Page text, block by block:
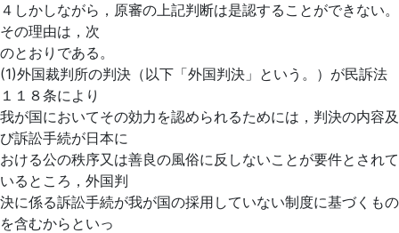
４しかしながら，原審の上記判断は是認することができない。
その理由は，次
のとおりである。
(1)外国裁判所の判決（以下「外国判決」という。）が民訴法
１１８条により
我が国においてその効力を認められるためには，判決の内容及
び訴訟手続が日本に
おける公の秩序又は善良の風俗に反しないことが要件とされて
いるところ，外国判
決に係る訴訟手続が我が国の採用していない制度に基づくもの
を含むからといっ